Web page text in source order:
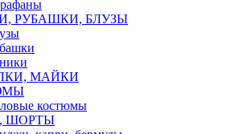
РУБАШКИ, БЛУЗЫ
МАЙКИ
костюмы
ШОРТЫ